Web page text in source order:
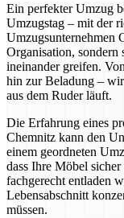
Ein perfekter Umzug
Umzugstag – mit der
Umzugsunternehmen
Organisation, sondern
ineinander greifen.
hin zur Beladung –
aus dem Ruder läuft.
Die Erfahrung eines
Chemnitz kann den
einem geordneten
dass Ihre Möbel
fachgerecht entladen
Lebensabschnitt
müssen.